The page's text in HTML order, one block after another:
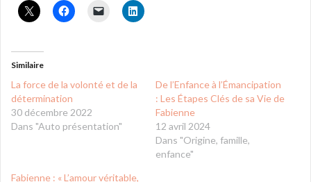
Similaire
La force de la volonté et de la
détermination
30 décembre 2022
Dans "Auto présentation"
De l’Enfance à l’Émancipation
: Les Étapes Clés de sa Vie de
Fabienne
12 avril 2024
Dans "Origine, famille,
enfance"
Fabienne : « L’amour véritable,